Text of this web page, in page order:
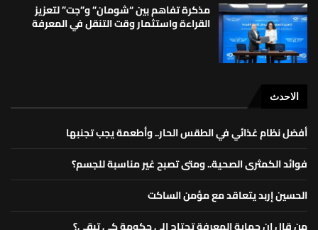
مذكرة تفاهم بين “شومان” و”جت” لتعزيز
القراءة واستثمار وقت التنقل في المعرفة
الاحدث
أفضل نظام غذائي في الطقس الحار.. وأطعمة يجب تجنبها
فوائد الكمثرى الصحية.. ومتى تصبح غير مناسبة للجسم؟
الحسين إربد يتعاقد مع مؤمن الساكت
من قال إن حماية المعرفة تحتاج إلى حكومة كي تبقى؟